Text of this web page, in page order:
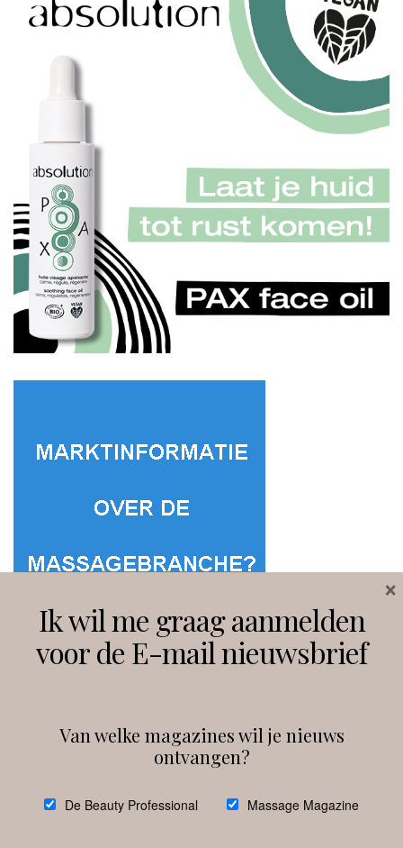
debeautyprofessional
Ik wil me graag aanmelden
voor de E-mail nieuwsbrief
Van welke magazines wil je nieuws
ontvangen?
De Beauty Professional Massage Magazine
×